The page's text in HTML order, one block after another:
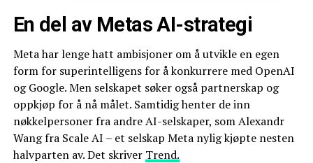
En del av Metas AI-strategi
Meta har lenge hatt ambisjoner om å utvikle en egen
form for superintelligens for å konkurrere med OpenAI
og Google. Men selskapet søker også partnerskap og
oppkjøp for å nå målet. Samtidig henter de inn
nøkkelpersoner fra andre AI-selskaper, som Alexandr
Wang fra Scale AI – et selskap Meta nylig kjøpte nesten
halvparten av. Det skriver Trend.